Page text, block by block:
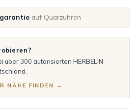
auf Quarzuhren
über 300 autorisierten HERBELIN
NÄHE FINDEN →